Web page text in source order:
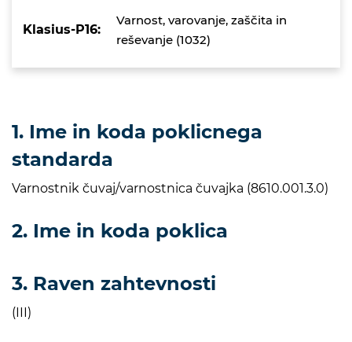
Klasius-P16:
Varnost, varovanje, zaščita in
reševanje (1032)
1. Ime in koda poklicnega
standarda
Varnostnik čuvaj/varnostnica čuvajka (8610.001.3.0)
2. Ime in koda poklica
3. Raven zahtevnosti
(III)